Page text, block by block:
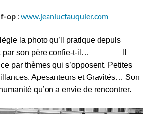
op : www.jeanlucfauquier.com
la photo qu’il pratique depuis
par son père confie-t-il… Il
par thèmes qui s’opposent. Petites
Apesanteurs et Gravités… Son
qu’on a envie de rencontrer.